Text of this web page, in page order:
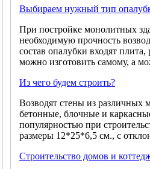
Выбираем нужный тип
При постройке монолитных
необходимую прочность
состав опалубки входят
можно изготовить самому, а
Из чего будем строить?
Возводят стены из различных
бетонные, блочные и
популярностью при
размеры 12*25*6,5 см., с
Строительство домов и